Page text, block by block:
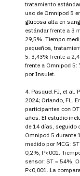
tratamiento
uso de Omnipod 5
glucosa alta en
estándar frente a 3
29,5%. Tiempo
pequeños,
5: 3,43% frente a
frente a Omnipod 5:
por Insulet.
4. Pasquel FJ, et al.
2024; Orlando, FL.
participantes con
años. El estudio
de 14 días, seguido
Omnipod 5 durante
medido por MCG:
0,2%, P<001.
sensor: ST = 54%,
P<0,001. La